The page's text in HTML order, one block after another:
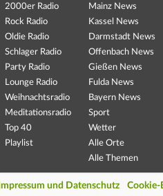
2000er Radio
Rock Radio
Oldie Radio
Schlager Radio
Party Radio
Lounge Radio
Weihnachtsradio
Meditationsradio
Top 40
Playlist
Mainz News
Kassel News
Darmstadt News
Offenbach News
Gießen News
Fulda News
Bayern News
Sport
Wetter
Alle Orte
Alle Themen
Impressum und Datenschutz Cookie-